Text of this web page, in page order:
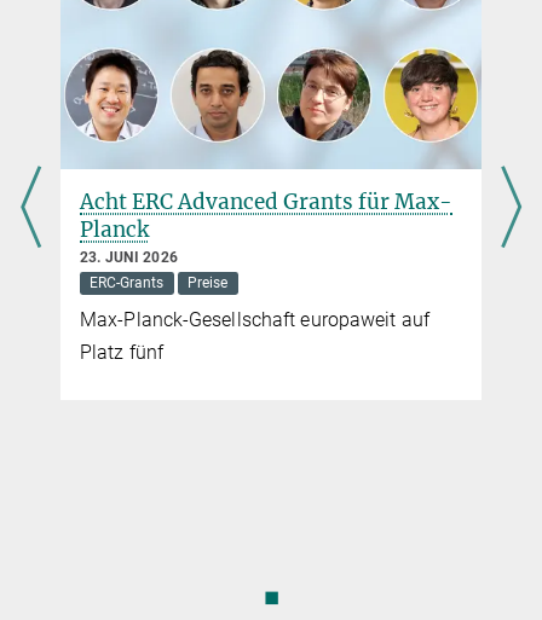
Presseinformation von Wissenschaft kommuniziert vom 8.
September 2016
mehr
Acht ERC Advanced Grants für Max-
Planck
23. JUNI 2026
ERC-Grants
Preise
Max-Planck-Gesellschaft europaweit auf
Platz fünf
◼